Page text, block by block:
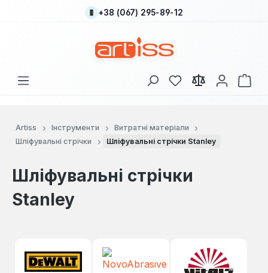
Перейти до основного вмісту
+38 (067) 295-89-12
У вас є 0 у списку
Artiss Інструменти
Витратні матеріали
Шліфувальні стрічки
Шліфувальні стрічки Stanley
Шліфувальні стрічки
Stanley